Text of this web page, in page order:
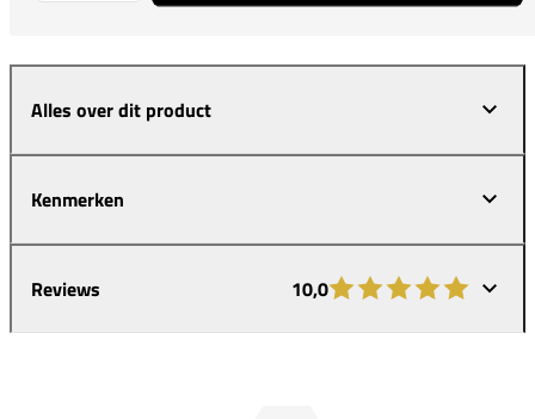
Alles over dit product
Kenmerken
Reviews 10,0